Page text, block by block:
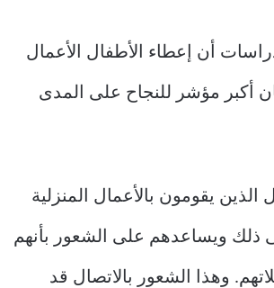
أن إعطاء الأطفال الأعمال
سن 3 و 4 كان أكبر مؤشر للنجاح على المدى
الذين يقومون بالأعمال المنزلية
ذلك ويساعدهم على الشعور بأنهم
وهذا الشعور بالاتصال قد